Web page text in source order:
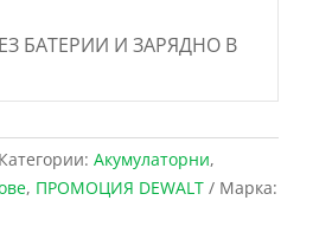
БАТЕРИИ И ЗАРЯДНО В
Категории: Акумулаторни,
, ПРОМОЦИЯ DEWALT
Марка: